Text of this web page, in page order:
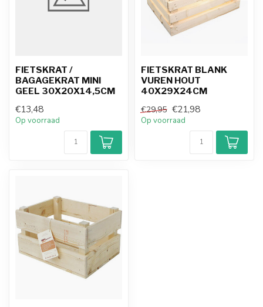
FIETSKRAT /
BAGAGEKRAT MINI
GEEL 30X20X14,5CM
€13,48
Op voorraad
FIETSKRAT BLANK
VUREN HOUT
40X29X24CM
€29,95 €21,98
Op voorraad